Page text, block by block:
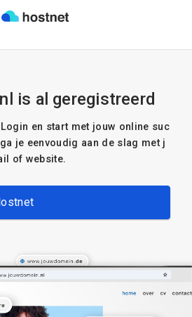
is al geregistreerd
en start met jouw online suc
je eenvoudig aan de slag met j
of website.